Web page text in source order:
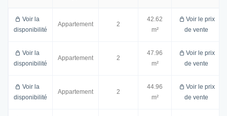
Voir la
disponibilité
Appartement 2
42.62
m²
Voir le prix
de vente
Voir la
disponibilité
Appartement 2
47.96
m²
Voir le prix
de vente
Voir la
disponibilité
Appartement 2
44.96
m²
Voir le prix
de vente